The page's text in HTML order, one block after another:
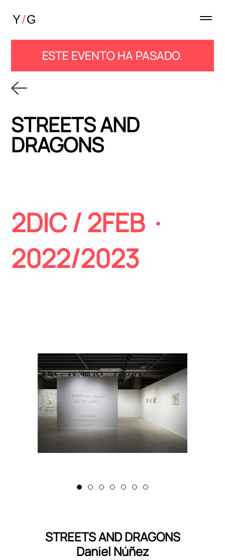
ESTE EVENTO HA PASADO.
STREETS AND
DRAGONS
2DIC / 2FEB ·
2022/2023
STREETS AND DRAGONS
Daniel Núñez